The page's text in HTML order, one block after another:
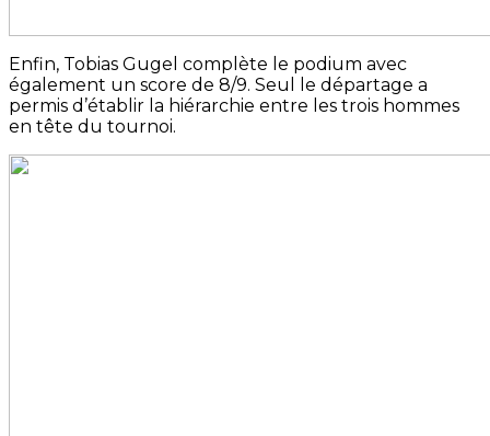
Enfin, Tobias Gugel complète le podium avec
également un score de 8/9. Seul le départage a
permis d’établir la hiérarchie entre les trois hommes
en tête du tournoi.